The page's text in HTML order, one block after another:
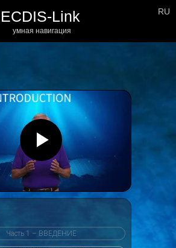
RU
умная навигация
ECDIS-Link
Часть 1 – ВВЕДЕНИЕ